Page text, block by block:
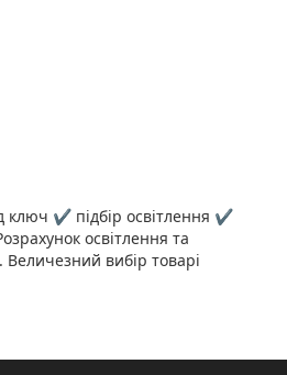
ключ ✔️ підбір освітлення ✔️
освітлення та
Величезний вибір товарі